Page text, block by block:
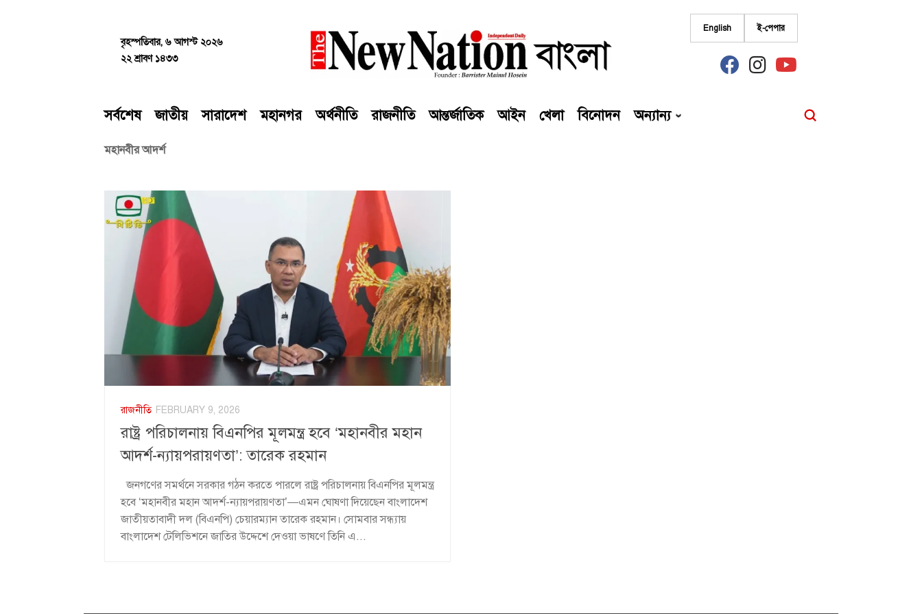
contentবৃহস্পতিবার, ৬ আগস্ট ২০২৬
২২ শ্রাবণ ১৪৩৩
English ই-পেপার
fab
fa-
fab
fa-
fab
fa-
সর্বশেষ জাতীয় সারাদেশ মহানগর অর্থনীতি রাজনীতি আন্তর্জাতিক আইন খেলা বিনোদন অন্যান্য
মহানবীর আদর্শ
রাজনীতি FEBRUARY 9, 2026
রাষ্ট্র পরিচালনায় বিএনপির মূলমন্ত্র হবে ‘মহানবীর মহান
আদর্শ-ন্যায়পরায়ণতা’: তারেক রহমান
জনগণের সমর্থনে সরকার গঠন করতে পারলে রাষ্ট্র পরিচালনায় বিএনপির মূলমন্ত্র
হবে ‘মহানবীর মহান আদর্শ-ন্যায়পরায়ণতা’—এমন ঘোষণা দিয়েছেন বাংলাদেশ
জাতীয়তাবাদী দল (বিএনপি) চেয়ারম্যান তারেক রহমান। সোমবার সন্ধ্যায়
বাংলাদেশ টেলিভিশনে জাতির উদ্দেশে দেওয়া ভাষণে তিনি এ...